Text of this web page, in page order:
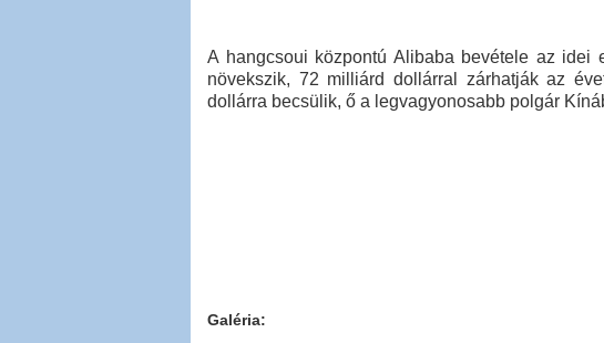
A hangcsoui központú Alibaba bevétele az idei
növekszik, 72 milliárd dollárral zárhatják az
dollárra becsülik, ő a legvagyonosabb polgár
Galéria: